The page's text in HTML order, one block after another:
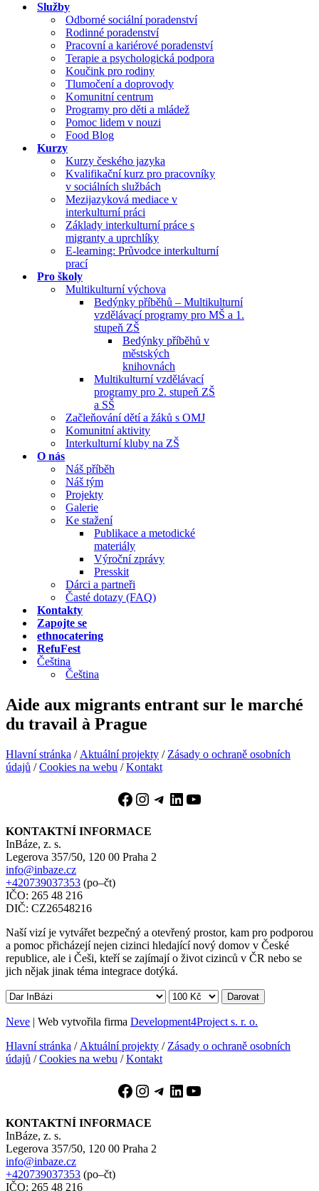
Služby
Odborné sociální poradenství
Rodinné poradenství
Pracovní a kariérové poradenství
Terapie a psychologická podpora
Koučink pro rodiny
Tlumočení a doprovody
Komunitní centrum
Programy pro děti a mládež
Pomoc lidem v nouzi
Food Blog
Kurzy
Kurzy českého jazyka
Kvalifikační kurz pro pracovníky
v sociálních službách
Mezijazyková mediace v
interkulturní práci
Základy interkulturní práce s
migranty a uprchlíky
E-learning: Průvodce interkulturní
prací
Pro školy
Multikulturní výchova
Bedýnky příběhů – Multikulturní
vzdělávací programy pro MŠ a 1.
stupeň ZŠ
Bedýnky příběhů v
městských
knihovnách
Multikulturní vzdělávací
programy pro 2. stupeň ZŠ
a SŠ
Začleňování dětí a žáků s OMJ
Komunitní aktivity
Interkulturní kluby na ZŠ
O nás
Náš příběh
Náš tým
Projekty
Galerie
Ke stažení
Publikace a metodické
materiály
Výroční zprávy
Presskit
Dárci a partneři
Časté dotazy (FAQ)
Kontakty
Zapojte se
ethnocatering
RefuFest
Čeština
Čeština
Aide aux migrants entrant sur le marché
du travail à Prague
Hlavní stránka / Aktuální projekty / Zásady o ochraně osobních
údajů /Cookies na webu /Kontakt
Facebook
Instagram
Telegram
LinkedIn
YouTube
KONTAKTNÍ INFORMACE
InBáze, z. s.
Legerova 357/50, 120 00 Praha 2
info@inbaze.cz
+420739037353 (po–čt)
IČO: 265 48 216
DIČ: CZ26548216
Naší vizí je vytvářet bezpečný a otevřený prostor, kam pro podporou
a pomoc přicházejí nejen cizinci hledající nový domov v České
republice, ale i Češi, kteří se zajímají o život cizinců v ČR nebo se
jich nějak jinak téma integrace dotýká.
Darovat
Neve | Web vytvořila firma Development4Project s. r. o.
Hlavní stránka / Aktuální projekty / Zásady o ochraně osobních
údajů /Cookies na webu /Kontakt
Facebook
Instagram
Telegram
LinkedIn
YouTube
KONTAKTNÍ INFORMACE
InBáze, z. s.
Legerova 357/50, 120 00 Praha 2
info@inbaze.cz
+420739037353 (po–čt)
IČO: 265 48 216